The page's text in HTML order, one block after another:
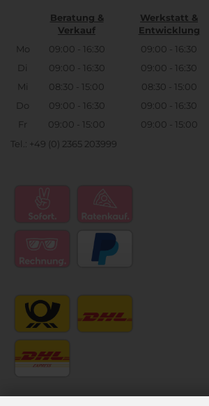
Beratung &
Verkauf
Werkstatt &
Entwicklung
Mo
09:00 - 16:30
09:00 - 16:30
Di
09:00 - 16:30
09:00 - 16:30
Mi
08:30 - 15:00
08:30 - 15:00
Do
09:00 - 16:30
09:00 - 16:30
Fr
09:00 - 15:00
09:00 - 15:00
Tel.: +49 (0) 2365 203999